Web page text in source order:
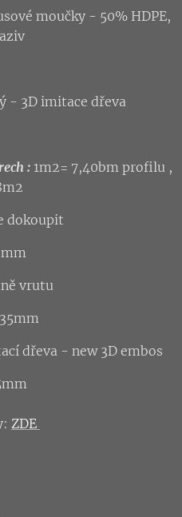
moučky - 50% HDPE,
- 3D imitace dřeva
: 1m2= 7,40bm profilu ,
dokoupit
vrutu
dřeva - new 3D embos
ZDE